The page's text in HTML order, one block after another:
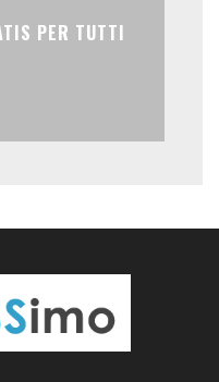
PER TUTTI